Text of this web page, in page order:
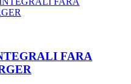
FARA